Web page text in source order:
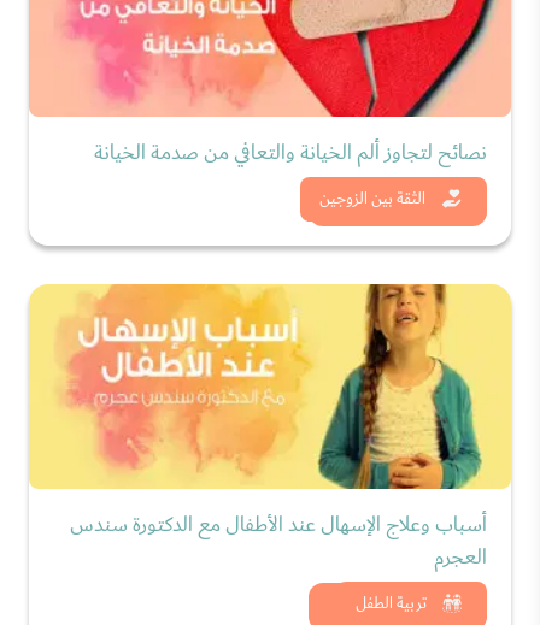
الثقة بين الزوجين
نصائح لتجاوز ألم الخيانة والتعافي من صدمة الخيانة
شاهد الان
تربية الطفل
أسباب وعلاج الإسهال عند الأطفال مع الدكتورة سندس
العجرم
شاهد الان